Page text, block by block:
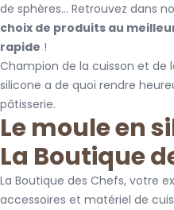
de sphères... Retrouvez dans
choix de produits au
rapide !
Champion de la cuisson et de
silicone a de quoi rendre
pâtisserie.
Le moule en
La Boutique
La Boutique des Chefs, votre
accessoires et matériel de